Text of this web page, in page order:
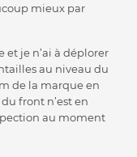
mieux par
et je n’ai à déplorer
au niveau du
de la marque en
front n’est en
au moment